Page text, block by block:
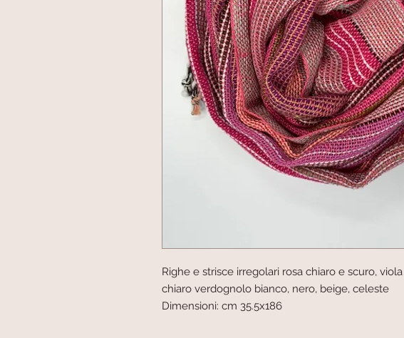
Righe e strisce irregolari rosa chiaro e scuro,
chiaro verdognolo bianco, nero, beige, celeste
Dimensioni: cm 35.5x186